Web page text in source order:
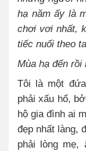
hạ năm ấy là
chơi vơi nhất,
tiếc nuối theo
Mùa hạ đến
Tôi là một
phải xấu hổ,
hộ gia đình ai
đẹp nhất làng,
phải lòng mẹ,